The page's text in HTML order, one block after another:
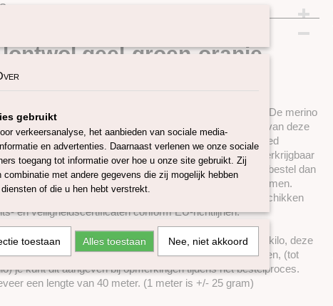
geel-groen-oranje
lontwol komt/wordt vervaardigd en geverfd in Europa. De merino
vrij en heeft een micron van ongeveer 27, de vezellengte van deze
is 55-65 mm. Met deze wol kan je onder andere heel goed
spinnen of weven. De 27 micron merino lontwol is verkrijgbaar
kleuren. Wanneer je een groot project wilt maken bestel dan
kleurverschil van verschillende verfbaden te voorkomen.
die worden gebruikt voor het verven van deze lontwol beschikken
en veiligheidscertificaten conform EU-richtlijnen.
in 50 gram, 100 gram 250 gram, 500 gram en 1 kilo, deze
maar bij wens kunnen wij de lontwol aan 1 stuk leveren, (tot
je kunt dit aangeven bij opmerkingen tijdens het bestelproces.
een lengte van 40 meter. (1 meter is +/- 25 gram)
gebruikt
verkeersanalyse, het aanbieden van sociale media-
en advertenties. Daarnaast verlenen we onze sociale
toegang tot informatie over hoe u onze site gebruikt. Zij
combinatie met andere gegevens die zij mogelijk hebben
of die u hen hebt verstrekt.
toestaan Alles toestaan Nee, niet akkoord